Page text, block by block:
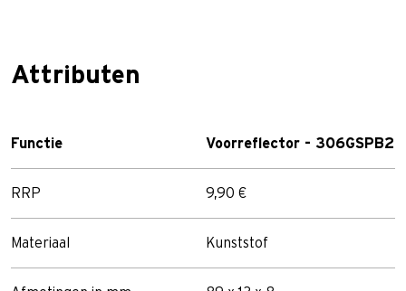
Attributen
Functie Voorreflector - 306GSPB2
RRP 9,90 €
Materiaal Kunststof